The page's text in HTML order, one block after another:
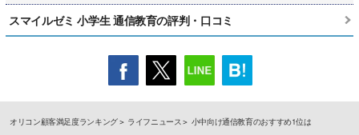
スマイルゼミ 小学生 通信教育の評判・口コミ
オリコン顧客満足度ランキング ライフニュース 小中向け通信教育のおすすめ1位は